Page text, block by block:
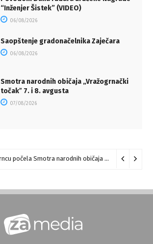
“Inženjer Šistek” (VIDEO)
06/08/2026
Saopštenje gradonačelnika Zaječara
06/08/2026
Smotra narodnih običaja „Vražogrnački
točakˮ 7. i 8. avgusta
07/08/2026
U Vražogrncu počela Smotra narodnih običaja „Vražogrnački točak“